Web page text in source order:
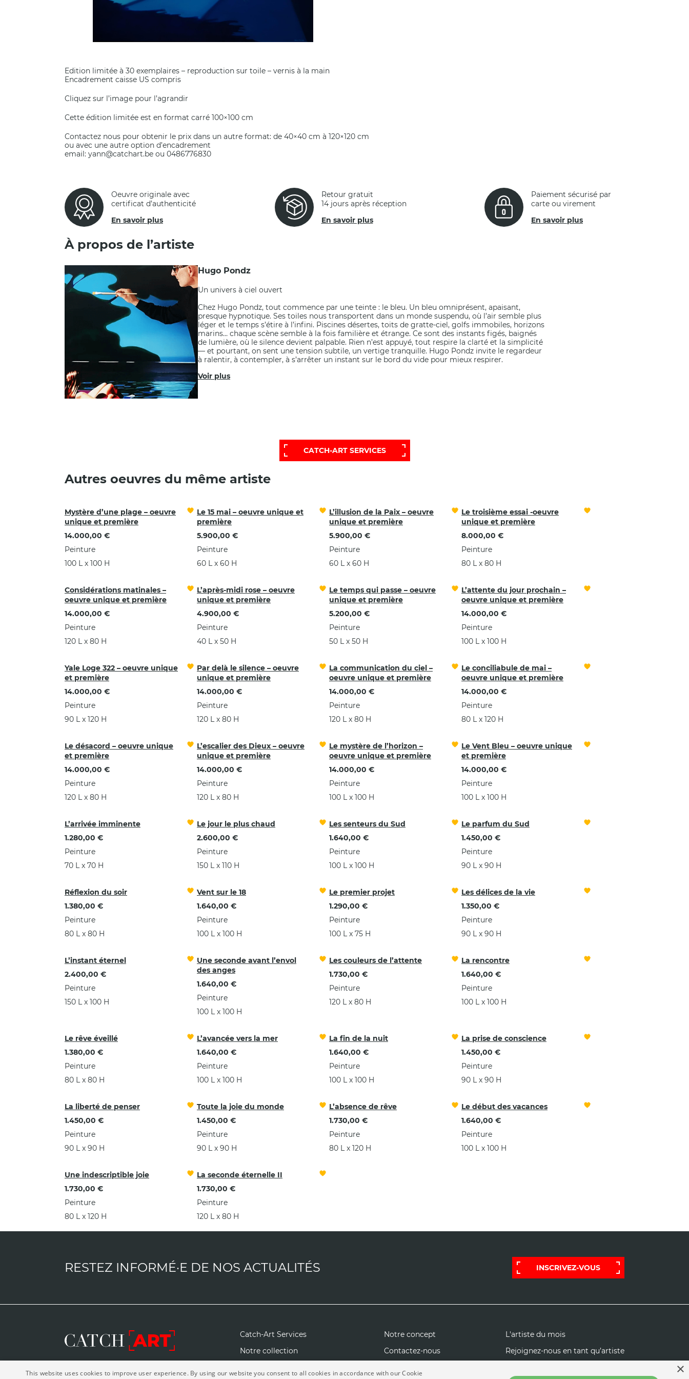
Edition limitée à 30 exemplaires – reproduction sur toile – vernis à la main
Encadrement caisse US compris
Cliquez sur l’image pour l’agrandir
Cette édition limitée est en format carré 100×100 cm
Contactez nous pour obtenir le prix dans un autre format: de 40×40 cm à 120×120 cm
ou avec une autre option d’encadrement
email: yann@catchart.be ou 0486776830
Oeuvre originale avec
certificat d’authenticité
En savoir plus
Retour gratuit
14 jours après réception
En savoir plus
Paiement sécurisé par
carte ou virement
En savoir plus
À propos de l’artiste
Hugo Pondz
Un univers à ciel ouvert
Chez Hugo Pondz, tout commence par une teinte : le bleu. Un bleu omniprésent, apaisant,
presque hypnotique. Ses toiles nous transportent dans un monde suspendu, où l’air semble plus
léger et le temps s’étire à l’infini. Piscines désertes, toits de gratte-ciel, golfs immobiles, horizons
marins… chaque scène semble à la fois familière et étrange. Ce sont des instants figés, baignés
de lumière, où le silence devient palpable. Rien n’est appuyé, tout respire la clarté et la simplicité
— et pourtant, on sent une tension subtile, un vertige tranquille. Hugo Pondz invite le regardeur
à ralentir, à contempler, à s’arrêter un instant sur le bord du vide pour mieux respirer.
Voir plus
CATCH-ART SERVICES
Autres oeuvres du même artiste
Mystère d’une plage – oeuvre
unique et première
14.000,00 €
Peinture
100 L x 100 H
Le 15 mai – oeuvre unique et
première
5.900,00 €
Peinture
60 L x 60 H
L’illusion de la Paix – oeuvre
unique et première
5.900,00 €
Peinture
60 L x 60 H
Le troisième essai -oeuvre
unique et première
8.000,00 €
Peinture
80 L x 80 H
Considérations matinales –
oeuvre unique et première
14.000,00 €
Peinture
120 L x 80 H
L’après-midi rose – oeuvre
unique et première
4.900,00 €
Peinture
40 L x 50 H
Le temps qui passe – oeuvre
unique et première
5.200,00 €
Peinture
50 L x 50 H
L’attente du jour prochain –
oeuvre unique et première
14.000,00 €
Peinture
100 L x 100 H
Yale Loge 322 – oeuvre unique
et première
14.000,00 €
Peinture
90 L x 120 H
Par delà le silence – oeuvre
unique et première
14.000,00 €
Peinture
120 L x 80 H
La communication du ciel –
oeuvre unique et première
14.000,00 €
Peinture
120 L x 80 H
Le conciliabule de mai –
oeuvre unique et première
14.000,00 €
Peinture
80 L x 120 H
Le désacord – oeuvre unique
et première
14.000,00 €
Peinture
120 L x 80 H
L’escalier des Dieux – oeuvre
unique et première
14.000,00 €
Peinture
120 L x 80 H
Le mystère de l’horizon –
oeuvre unique et première
14.000,00 €
Peinture
100 L x 100 H
Le Vent Bleu – oeuvre unique
et première
14.000,00 €
Peinture
100 L x 100 H
L’arrivée imminente
1.280,00 €
Peinture
70 L x 70 H
Le jour le plus chaud
2.600,00 €
Peinture
150 L x 110 H
Les senteurs du Sud
1.640,00 €
Peinture
100 L x 100 H
Le parfum du Sud
1.450,00 €
Peinture
90 L x 90 H
Réflexion du soir
1.380,00 €
Peinture
80 L x 80 H
Vent sur le 18
1.640,00 €
Peinture
100 L x 100 H
Le premier projet
1.290,00 €
Peinture
100 L x 75 H
Les délices de la vie
1.350,00 €
Peinture
90 L x 90 H
L’instant éternel
2.400,00 €
Peinture
150 L x 100 H
Une seconde avant l’envol
des anges
1.640,00 €
Peinture
100 L x 100 H
Les couleurs de l’attente
1.730,00 €
Peinture
120 L x 80 H
La rencontre
1.640,00 €
Peinture
100 L x 100 H
Le rêve éveillé
1.380,00 €
Peinture
80 L x 80 H
L’avancée vers la mer
1.640,00 €
Peinture
100 L x 100 H
La fin de la nuit
1.640,00 €
Peinture
100 L x 100 H
La prise de conscience
1.450,00 €
Peinture
90 L x 90 H
La liberté de penser
1.450,00 €
Peinture
90 L x 90 H
Toute la joie du monde
1.450,00 €
Peinture
90 L x 90 H
L’absence de rêve
1.730,00 €
Peinture
80 L x 120 H
Le début des vacances
1.640,00 €
Peinture
100 L x 100 H
Une indescriptible joie
1.730,00 €
Peinture
80 L x 120 H
La seconde éternelle II
1.730,00 €
Peinture
120 L x 80 H
RESTEZ INFORMÉ·E DE NOS ACTUALITÉS INSCRIVEZ-VOUS
Catch-Art Services
Notre collection
Notre concept
Contactez-nous
L'artiste du mois
Rejoignez-nous en tant qu’artiste
×
This website uses cookies to improve user experience. By using our website you consent to all cookies in accordance with our Cookie